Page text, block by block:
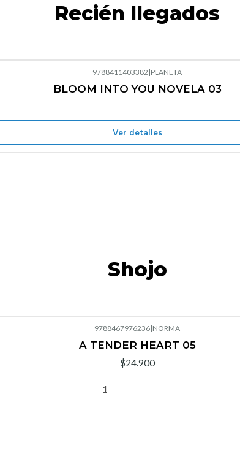
Recién llegados
9788411403382 |PLANETA
BLOOM INTO YOU NOVELA 03
Ver detalles
Shojo
9788467976236|NORMA
A TENDER HEART 05
$24.900